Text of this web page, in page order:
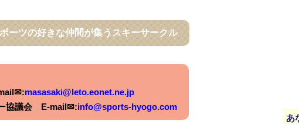
ーツの好きな仲間が集うスキーサークル
masasaki@leto.eonet.ne.jp
ー協議会 E-mail✉:info@sports-hyogo.com